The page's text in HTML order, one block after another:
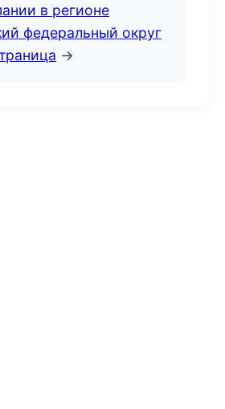
в регионе
федеральный округ
→